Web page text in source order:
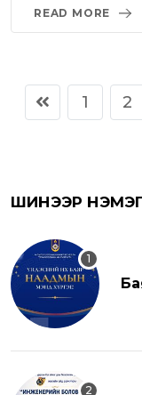
READ MORE
1 2
ШИНЭЭР